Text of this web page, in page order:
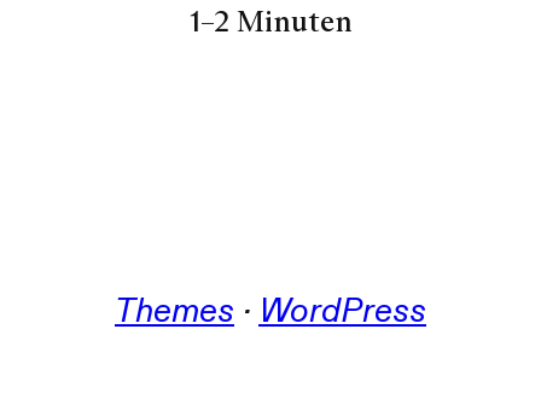
1–2 Minuten
Themes · WordPress